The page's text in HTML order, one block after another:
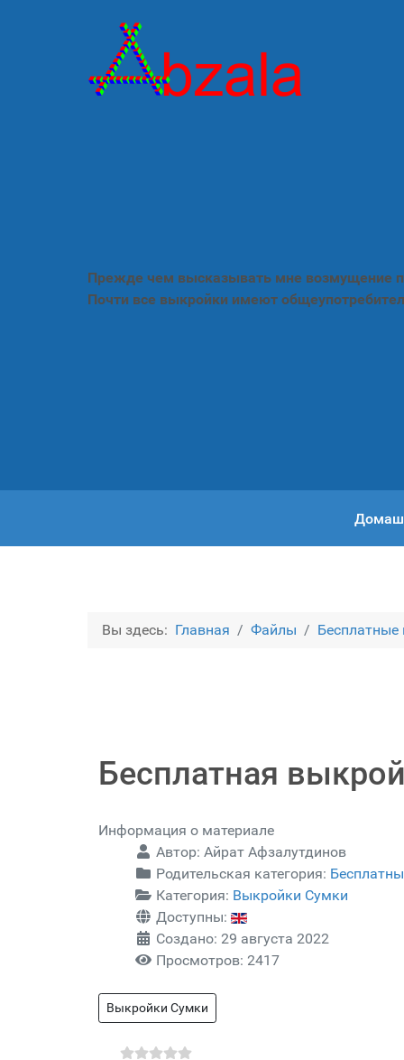
Прежде чем высказывать мне возмущение
Почти все выкройки имеют
Вы здесь: Главная Файлы Бесплатные
Бесплатная
Информация о материале
Автор: Айрат Афзалутдинов
Родительская категория:
Категория: Выкройки Сумки
Доступны:
Создано: 29 августа 2022
Просмотров: 2417
Выкройки Сумки